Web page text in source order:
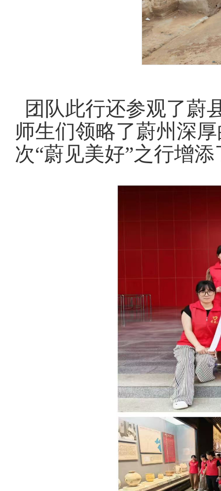
团队此行还参观了蔚
师生们领略了蔚州深
次“蔚见美好”之行增